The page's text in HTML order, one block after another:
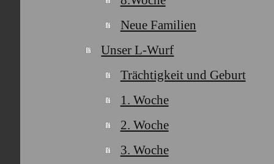
Neue Familien
Unser L-Wurf
Trächtigkeit und Geburt
1. Woche
2. Woche
3. Woche